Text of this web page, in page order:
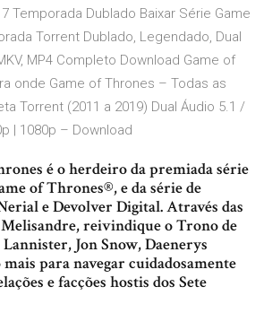
Temporada Dublado Baixar Série Game
Torrent Dublado, Legendado, Dual
MP4 Completo Download Game of
onde Game of Thrones – Todas as
Torrent (2011 a 2019) Dual Áudio 5.1 /
| 1080p – Download
é o herdeiro da premiada série
of Thrones®, e da série de
e Devolver Digital. Através das
reivindique o Trono de
Jon Snow, Daenerys
para navegar cuidadosamente
e facções hostis dos Sete